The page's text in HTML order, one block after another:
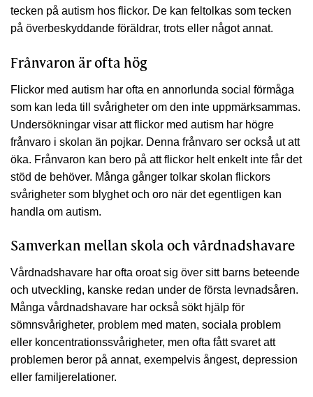
tecken på autism hos flickor. De kan feltolkas som tecken
på överbeskyddande föräldrar, trots eller något annat.
Frånvaron är ofta hög
Flickor med autism har ofta en annorlunda social förmåga
som kan leda till svårigheter om den inte uppmärksammas.
Undersökningar visar att flickor med autism har högre
frånvaro i skolan än pojkar. Denna frånvaro ser också ut att
öka. Frånvaron kan bero på att flickor helt enkelt inte får det
stöd de behöver. Många gånger tolkar skolan flickors
svårigheter som blyghet och oro när det egentligen kan
handla om autism.
Samverkan mellan skola och vårdnadshavare
Vårdnadshavare har ofta oroat sig över sitt barns beteende
och utveckling, kanske redan under de första levnadsåren.
Många vårdnadshavare har också sökt hjälp för
sömnsvårigheter, problem med maten, sociala problem
eller koncentrationssvårigheter, men ofta fått svaret att
problemen beror på annat, exempelvis ångest, depression
eller familjerelationer.